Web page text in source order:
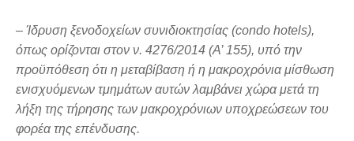
– Ίδρυση ξενοδοχείων συνιδιοκτησίας (condo hotels),
όπως ορίζονται στον ν. 4276/2014 (Α’ 155), υπό την
προϋπόθεση ότι η μεταβίβαση ή η μακροχρόνια μίσθωση
ενισχυόμενων τμημάτων αυτών λαμβάνει χώρα μετά τη
λήξη της τήρησης των μακροχρόνιων υποχρεώσεων του
φορέα της επένδυσης.